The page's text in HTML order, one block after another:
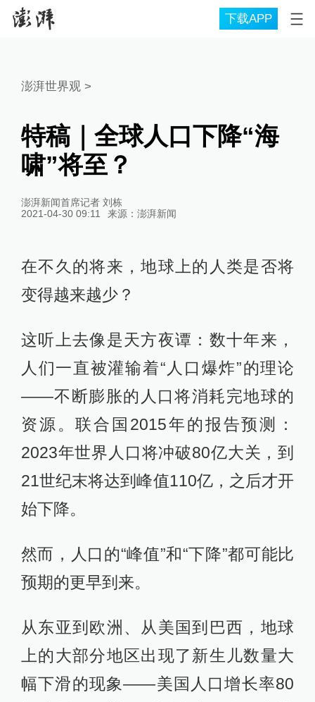
下载APP
澎湃世界观>
特稿｜全球人口下降“海
啸”将至？
澎湃新闻首席记者 刘栋
2021-04-30 09:11
来源： 澎湃新闻
在不久的将来，地球上的人类是否将
变得越来越少？
这听上去像是天方夜谭：数十年来，
人们一直被灌输着“人口爆炸”的理论
——不断膨胀的人口将消耗完地球的
资源。联合国2015年的报告预测：
2023年世界人口将冲破80亿大关，到
21世纪末将达到峰值110亿，之后才开
始下降。
然而，人口的“峰值”和“下降”都可能比
预期的更早到来。
从东亚到欧洲、从美国到巴西，地球
上的大部分地区出现了新生儿数量大
幅下滑的现象——美国人口增长率80